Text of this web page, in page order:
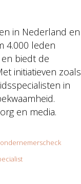
in Nederland en
4.000 leden
biedt de
initiatieven zoals
in
en media.
ondernemerscheck